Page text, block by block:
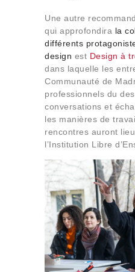
Une autre
qui approfondira la
différents
design est Design à
dans laquelle les
Communauté de
professionnels du
conversations et
les manières de
rencontres auront
l’Institution Libre